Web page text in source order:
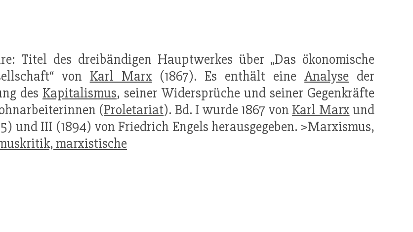
Titel des dreibändigen Hauptwerkes über „Das ökonomische
von Karl Marx (1867). Es enthält eineAnalyse der
des Kapitalismus, seiner Widersprüche und seiner Gegenkräfte
(Proletariat). Bd. I wurde 1867 von Karl Marx und
und III (1894) von Friedrich Engels herausgegeben. >Marxismus,
marxistische